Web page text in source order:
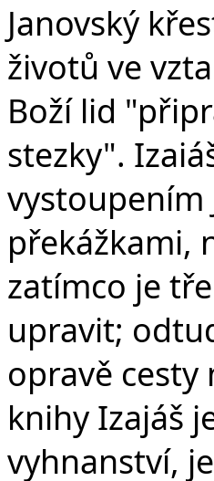
Janovský
životů ve
Boží lid
stezky".
vystoupením
překážkami,
zatímco je
upravit;
opravě cesty
knihy Izajáš
vyhnanství,